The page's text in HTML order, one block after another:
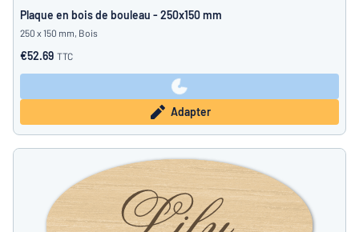
Plaque en bois de bouleau - 250x150 mm
250 x 150 mm, Bois
€52.69 TTC
Adapter